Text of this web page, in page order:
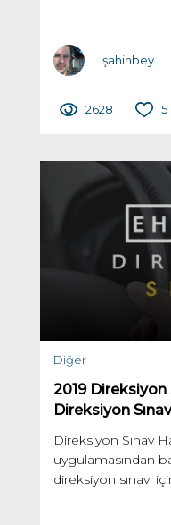
şahinbey
2628 5
Diğer
2019 Direksiyon
Direksiyon
Direksiyon Sınav
uygulamasından
direksiyon sınavı